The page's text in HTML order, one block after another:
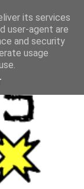
its services
user-agent are
and security
usage